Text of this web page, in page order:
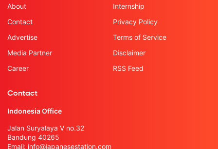
About
Contact
Advertise
Media Partner
Career
Internship
Privacy Policy
Terms of Service
Disclaimer
RSS Feed
Contact
Indonesia Office
Jalan Suryalaya V no.32
Bandung 40265
Email: info@japanesestation.com